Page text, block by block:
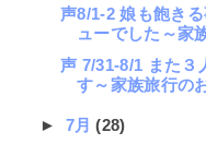
声8/1-2 娘も飽き
ューでした～家
声 7/31-8/1 また３
す～家族旅行の
► 7月(28)